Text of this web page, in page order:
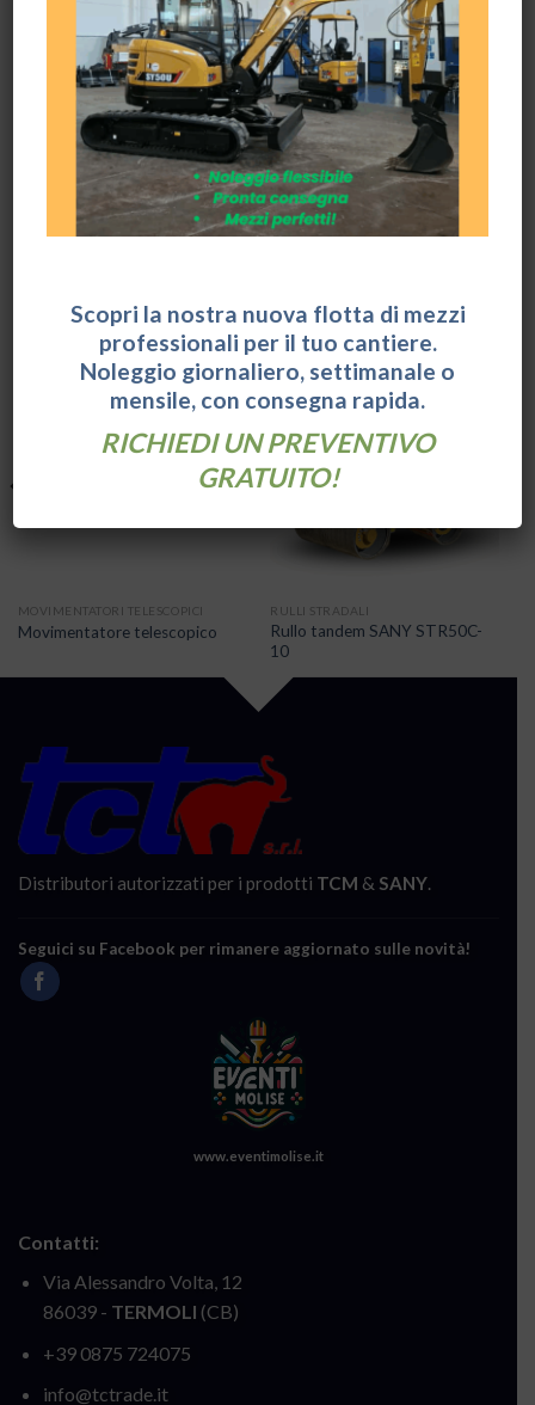
In sintesi, il rullo tandem SANY STR30C‑10 è
pensato per chi cerca un rullo compatto ma
performante, capace di offrire una compattazione
precisa e duratura, con un occhio alla facilità
d’uso, alla manutenzione e alla sicurezza
operativa.
PRODOTTI CORRELATI
MOVIMENTATORI TELESCOPICI
Movimentatore telescopico
RULLI STRADALI
Rullo tandem SANY STR50C-
10
Distributori autorizzati per i prodotti TCM & SANY.
Seguici su Facebook per rimanere aggiornato sulle novità!
www.eventimolise.it
Contatti:
Via Alessandro Volta, 12
86039 - TERMOLI (CB)
+39 0875 724075
info@tctrade.it
Scopri la nostra nuova flotta di mezzi
professionali per il tuo cantiere.
Noleggio giornaliero, settimanale o
mensile, con consegna rapida.
RICHIEDI UN PREVENTIVO
GRATUITO!